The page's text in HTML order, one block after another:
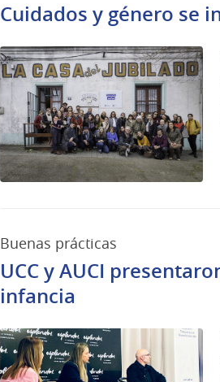
Cuidados y género se
Buenas prácticas
UCC y AUCI
infancia